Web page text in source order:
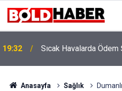
19:32 Sıcak Havalarda
Anasayfa Sağlık